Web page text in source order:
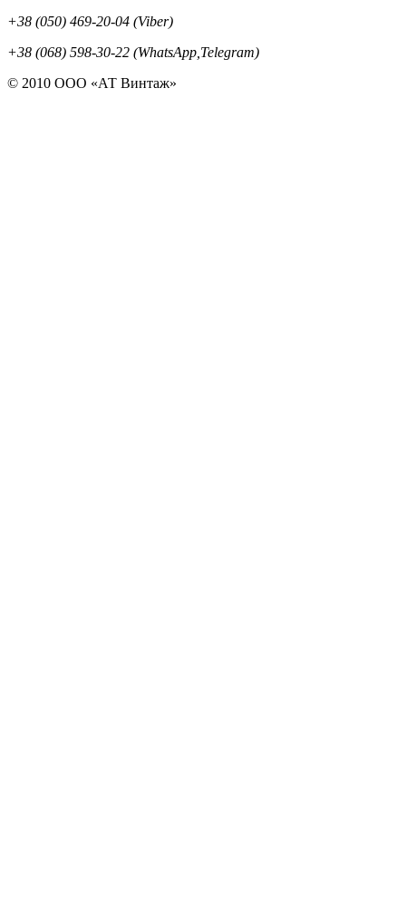
+38 (050) 469-20-04 (Viber)
+38 (068) 598-30-22 (WhatsApp,Telegram)
© 2010 ООО «АТ Винтаж»